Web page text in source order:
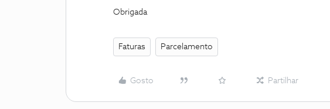
Obrigada
Faturas Parcelamento
Gosto Partilhar